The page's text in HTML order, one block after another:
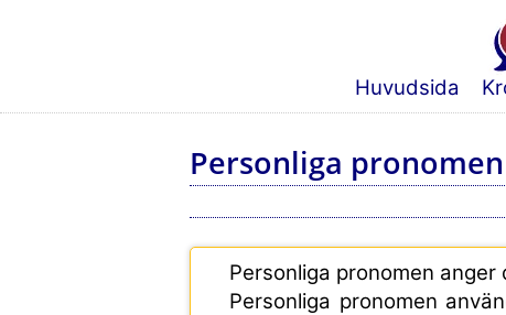
Huvudsida
Personliga
Personliga pronomen
Personliga pronomen